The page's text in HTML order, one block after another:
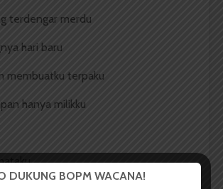
terdengar merdu
hari baru
membuatku terpaku
hanya milikku
DUKUNG BOPM WACANA!